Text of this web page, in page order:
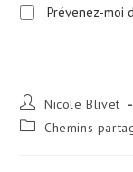
Prévenez-
Auteur/autrice
de
la
Nicole Blivet
Post Chemins